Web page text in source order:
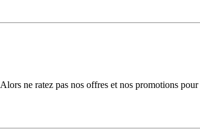
ne ratez pas nos offres et nos promotions